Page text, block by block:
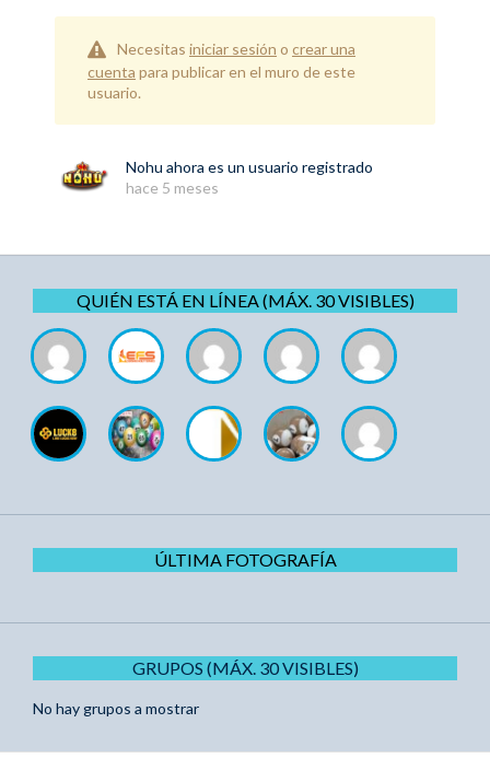
Necesitas iniciar sesión o crear una
cuenta para publicar en el muro de este
usuario.
Nohu ahora es un usuario registrado
hace 5 meses
QUIÉN ESTÁ EN LÍNEA (MÁX. 30 VISIBLES)
ÚLTIMA FOTOGRAFÍA
GRUPOS (MÁX. 30 VISIBLES)
No hay grupos a mostrar